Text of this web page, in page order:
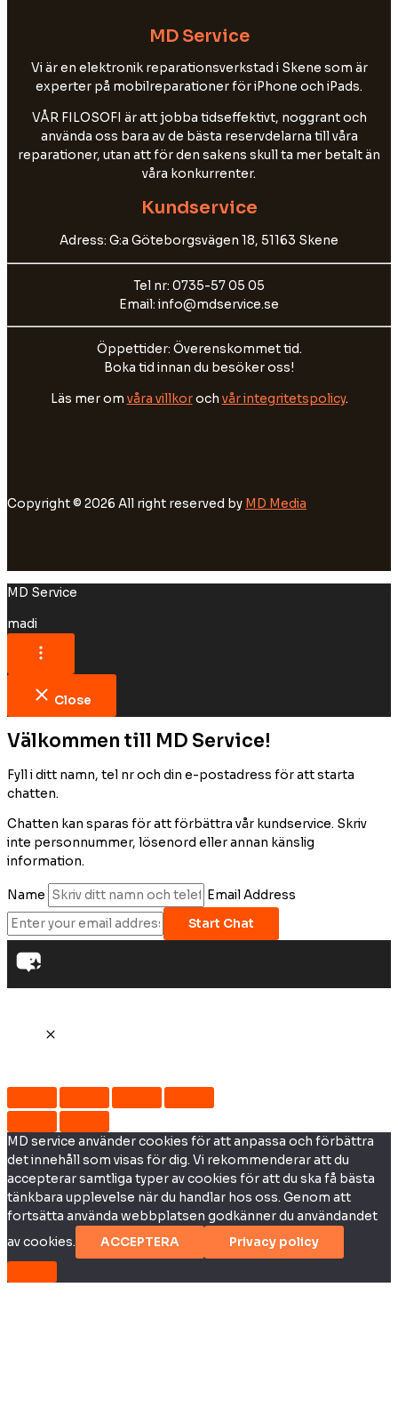
MD Service
Vi är en elektronik reparationsverkstad i Skene som är
experter på mobilreparationer för iPhone och iPads.
VÅR FILOSOFI är att jobba tidseffektivt, noggrant och
använda oss bara av de bästa reservdelarna till våra
reparationer, utan att för den sakens skull ta mer betalt än
våra konkurrenter.
Kundservice
Adress: G:a Göteborgsvägen 18, 51163 Skene
Tel nr: 0735-57 05 05
Email: info@mdservice.se
Öppettider: Överenskommet tid.
Boka tid innan du besöker oss!
Läs mer om våra villkoroch vår integritetspolicy.
Copyright © 2026 All right reserved by MD Media
MD Service
madi
Close
Välkommen till MD Service!
Fyll i ditt namn, tel nr och din e-postadress för att starta
chatten.
Chatten kan sparas för att förbättra vår kundservice. Skriv
inte personnummer, lösenord eller annan känslig
information.
Name
Email Address
Start Chat
MD service använder cookies för att anpassa och förbättra
det innehåll som visas för dig. Vi rekommenderar att du
accepterar samtliga typer av cookies för att du ska få bästa
tänkbara upplevelse när du handlar hos oss. Genom att
fortsätta använda webbplatsen godkänner du användandet
av cookies.
ACCEPTERA Privacy policy